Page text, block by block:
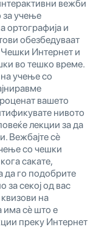
вежби
за учење
ортографија и
обезбедуваат
Чешки Интернет и
во тешко време.
учење со
вашето
нивото
лекции за да
Вежбајте сè
со чешки
сакате,
да го подобрите
секој од вас
на
има сè што е
преку Интернет